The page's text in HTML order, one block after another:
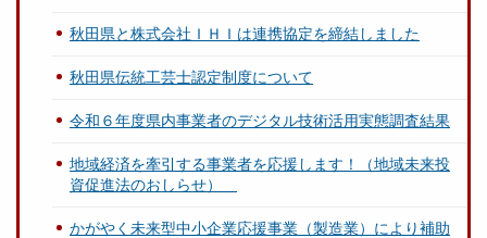
秋田県と株式会社ＩＨＩは連携協定を締結しました
秋田県伝統工芸士認定制度について
令和６年度県内事業者のデジタル技術活用実態調査結果
地域経済を牽引する事業者を応援します！（地域未来投
資促進法のおしらせ）
かがやく未来型中小企業応援事業（製造業）により補助